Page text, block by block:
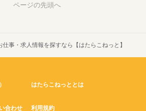
ページの先頭へ
事・求人情報を探すなら【はたらこねっと】
はたらこねっととは
合わせ 利用規約